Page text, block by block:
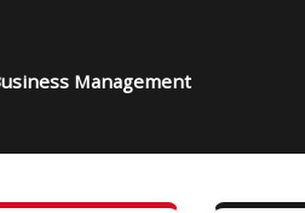
Management